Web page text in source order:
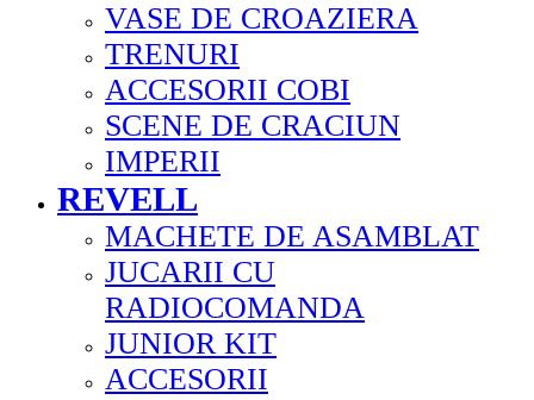
VASE DE CROAZIERA
TRENURI
ACCESORII COBI
SCENE DE CRACIUN
IMPERII
REVELL
MACHETE DE ASAMBLAT
JUCARII CU
RADIOCOMANDA
JUNIOR KIT
ACCESORII